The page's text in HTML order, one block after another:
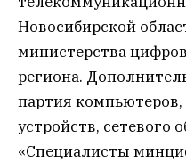
Новосибирской
министерства
региона.
партия
устройств, сетевого
«Специалисты